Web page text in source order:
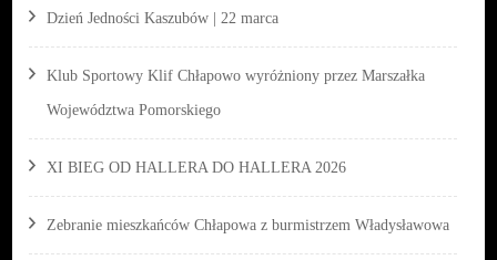
Dzień Jedności Kaszubów | 22 marca
Klub Sportowy Klif Chłapowo wyróżniony przez Marszałka
Województwa Pomorskiego
XI BIEG OD HALLERA DO HALLERA 2026
Zebranie mieszkańców Chłapowa z burmistrzem Władysławowa